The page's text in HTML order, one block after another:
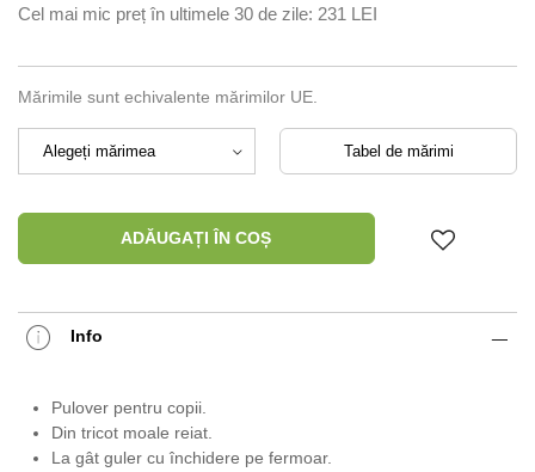
Cel mai mic preț în ultimele 30 de zile: 231 LEI
Mărimile sunt echivalente mărimilor UE.
Tabel de mărimi
ADĂUGAȚI ÎN COȘ
Info
Pulover pentru copii.
Din tricot moale reiat.
La gât guler cu închidere pe fermoar.